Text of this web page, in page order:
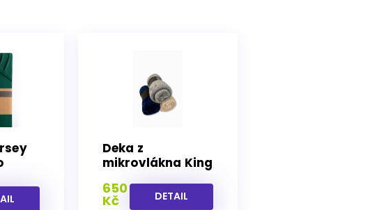
Deka z
mikrovlákna King
650
Kč DETAIL